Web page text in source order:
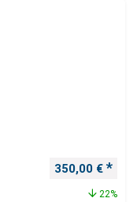
350,00 €
22%